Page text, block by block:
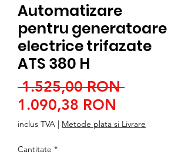
Automatizare
pentru generatoare
electrice trifazate
ATS 380 H
1.525,00 RON Preț
1.090,38 RON
redus
inclus TVA | Metode plata si Livrare
Cantitate *